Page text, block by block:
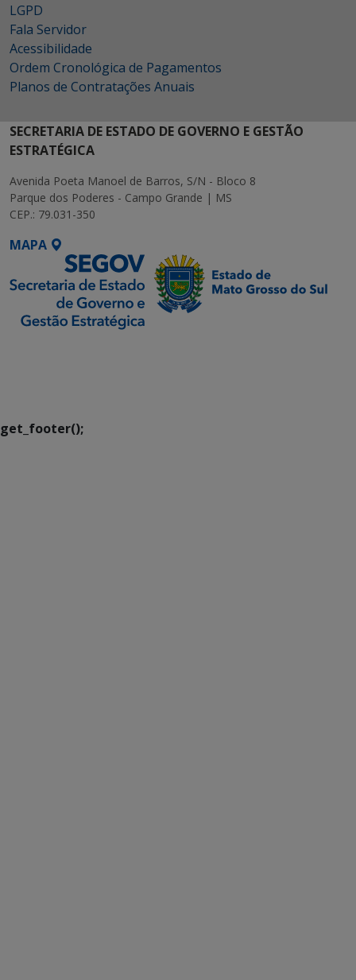
LGPD
Fala Servidor
Acessibilidade
Ordem Cronológica de Pagamentos
Planos de Contratações Anuais
SECRETARIA DE ESTADO DE GOVERNO E GESTÃO
ESTRATÉGICA
Avenida Poeta Manoel de Barros, S/N - Bloco 8
Parque dos Poderes - Campo Grande | MS
CEP.: 79.031-350
MAPA
get_footer();